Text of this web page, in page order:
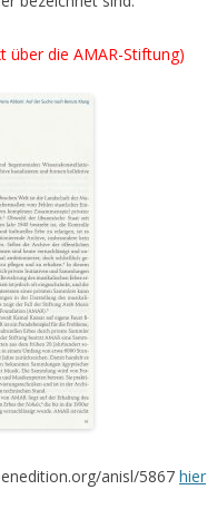
über die AMAR-Stiftung)
anisl/5867 hier